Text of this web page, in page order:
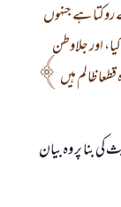
ہے جنہوں
اور جلاوطن
ظالم ہيں
كى بنا پر وہ بيان